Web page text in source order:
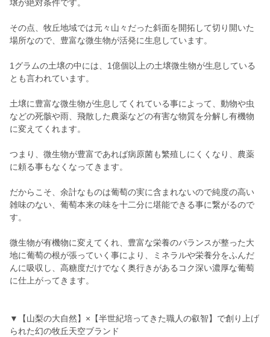
壌が絶対条件です。
その点、牧丘地域では元々山々だった斜面を開拓して切り開いた
場所なので、豊富な微生物が活発に生息しています。
1グラムの土壌の中には、1億個以上の土壌微生物が生息している
とも言われています。
土壌に豊富な微生物が生息してくれている事によって、動物や虫
などの死骸や雨、飛散した農薬などの有害な物質を分解し有機物
に変えてくれます。
つまり、微生物が豊富であれば病原菌も繁殖しにくくなり、農薬
に頼る事もなくなってきます。
だからこそ、余計なものは葡萄の実に含まれないので純度の高い
雑味のない、葡萄本来の味を十二分に堪能できる事に繋がるので
す。
微生物が有機物に変えてくれ、豊富な栄養のバランスが整った大
地に葡萄の根が張っていく事により、ミネラルや栄養分をふんだ
んに吸収し、高糖度だけでなく奥行きがあるコク深い濃厚な葡萄
に仕上がってきます。
▼【山梨の大自然】×【半世紀培ってきた職人の叡智】で創り上げ
られた幻の牧丘天空ブランド